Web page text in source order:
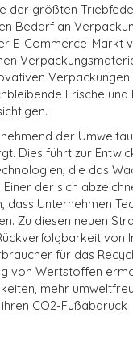
der größten
Bedarf an
E-Commerce-Markt
Frische
der
Dies führt zur
die das
der sich
Unternehmen
Zu diesen neuen
von
für das
von Wertstoffen
mehr
CO2-Fußabdruck